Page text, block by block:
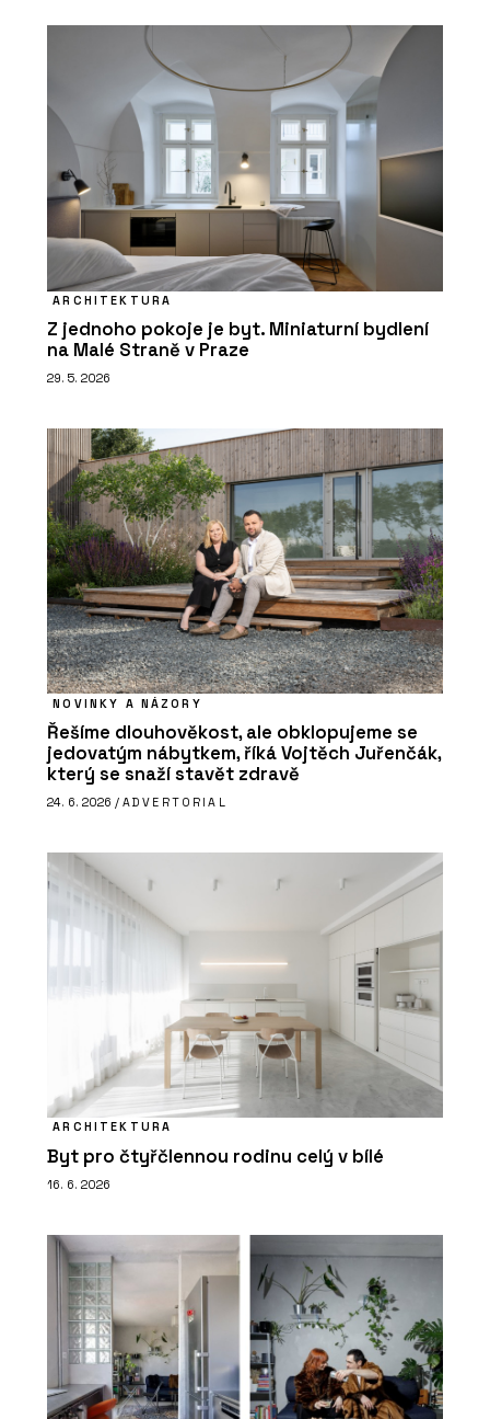
ARCHITEKTURA
Z jednoho pokoje je byt. Miniaturní bydlení
na Malé Straně v Praze
29. 5. 2026
NOVINKY A NÁZORY
Řešíme dlouhověkost, ale obklopujeme se
jedovatým nábytkem, říká Vojtěch Juřenčák,
který se snaží stavět zdravě
24. 6. 2026 / ADVERTORIAL
ARCHITEKTURA
Byt pro čtyřčlennou rodinu celý v bílé
16. 6. 2026